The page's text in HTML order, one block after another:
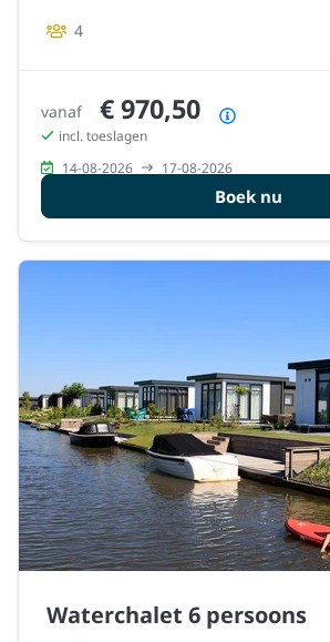
4
vanaf € 970,50
incl. toeslagen
14-08-2026
17-08-2026
Boek nu
Waterchalet 6 persoons